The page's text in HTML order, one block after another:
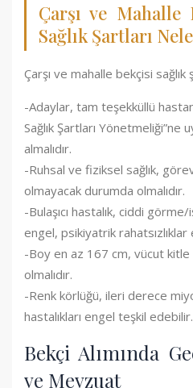
Çarşı ve Mahalle
Sağlık Şartları
Çarşı ve mahalle bekçisi sağlık
-Adaylar, tam teşekküllü
Sağlık Şartları Yönetmeliği”ne
almalıdır.
-Ruhsal ve fiziksel sağlık,
olmayacak durumda olmalıdır.
-Bulaşıcı hastalık, ciddi
engel, psikiyatrik
-Boy en az 167 cm, vücut kitle
olmalıdır.
-Renk körlüğü, ileri derece
hastalıkları engel teşkil edebilir.
Bekçi Alımında
ve Mevzuat